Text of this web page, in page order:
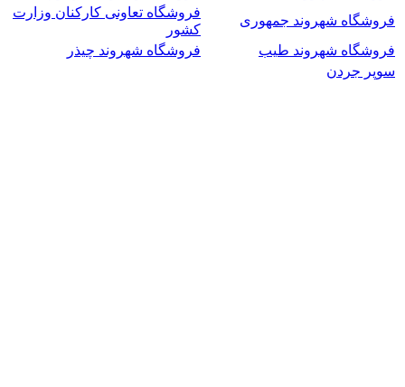
فروشگاه شهروند جمهوری
فروشگاه تعاونی کارکنان وزارت
کشور
فروشگاه شهروند طیب
فروشگاه شهروند چیذر
سوپر جردن